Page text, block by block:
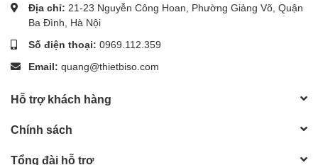
Địa chỉ: 21-23 Nguyễn Công Hoan, Phường Giảng Võ, Quận
Ba Đình, Hà Nội
Số điện thoại: 0969.112.359
Email: quang@thietbiso.com
Hỗ trợ khách hàng
Chính sách
Tổng đài hỗ trợ